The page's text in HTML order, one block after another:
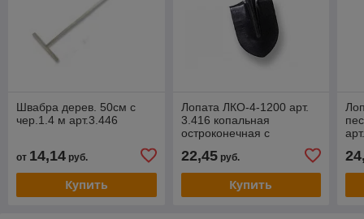
Швабра дерев. 50см с
чер.1.4 м арт.3.446
от 14,14 руб.
Купить
Лопата ЛКО-4-1200 арт.
3.416 копальная
остроконечная с
22,45руб.
Купить